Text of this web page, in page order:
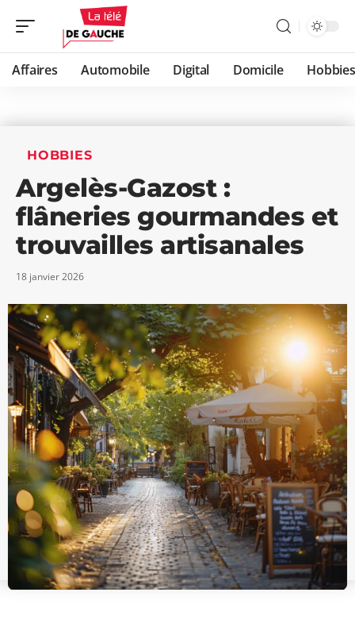
Affaires Automobile Digital Domicile Hobbies
HOBBIES
Argelès-Gazost :
flâneries gourmandes et
trouvailles artisanales
18 janvier 2026